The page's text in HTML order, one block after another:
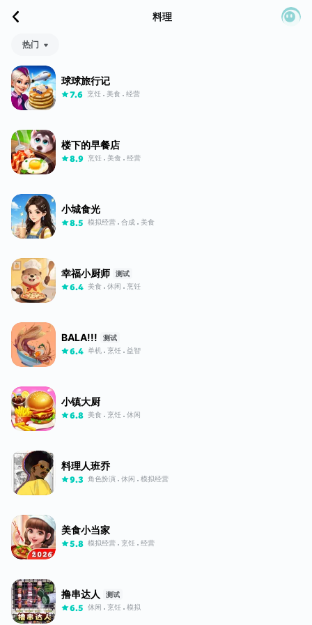
料理
热门
球球旅行记
7.6 烹饪 美食 经营
楼下的早餐店
8.9 烹饪 美食 经营
小城食光
8.5 模拟经营 合成 美食
幸福小厨师 测试
6.4 美食 休闲 烹饪
BALA!!! 测试
6.4 单机 烹饪 益智
小镇大厨
6.8 美食 烹饪 休闲
料理人班乔
9.3 角色扮演 休闲 模拟经营
美食小当家
5.8 模拟经营 烹饪 经营
撸串达人 测试
6.5 休闲 烹饪 模拟